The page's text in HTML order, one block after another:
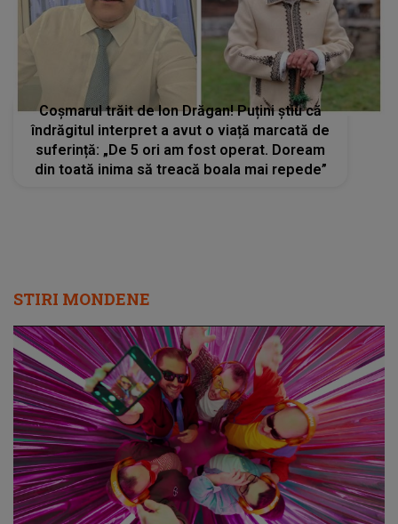
Coșmarul trăit de Ion Drăgan! Puțini știu că
îndrăgitul interpret a avut o viață marcată de
suferință: „De 5 ori am fost operat. Doream
din toată inima să treacă boala mai repede”
STIRI MONDENE